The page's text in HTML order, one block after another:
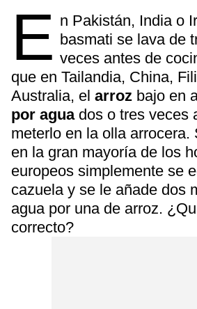
E n Pakistán, India o
basmati se lava de
veces antes de
que en Tailandia, China,
Australia, el arroz bajo en
por aguados o tres veces
meterlo en la olla arrocera.
en la gran mayoría de los
europeos simplemente se
cazuela y se le añade dos
agua por una de arroz.
correcto?